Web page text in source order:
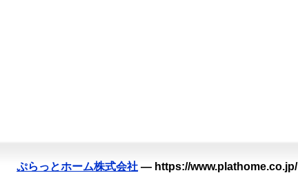
ぷらっとホーム株式会社 — https://www.plathome.co.jp/